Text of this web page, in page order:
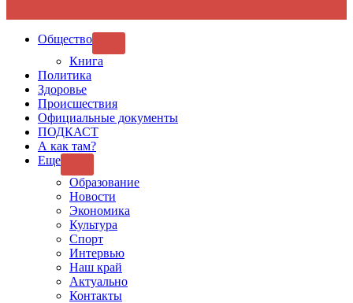
Общество
Книга
Политика
Здоровье
Происшествия
Официальные документы
ПОДКАСТ
А как там?
Еще
SUB
MENU
Образование
Новости
Экономика
Культура
Спорт
Интервью
Наш край
Актуально
Контакты